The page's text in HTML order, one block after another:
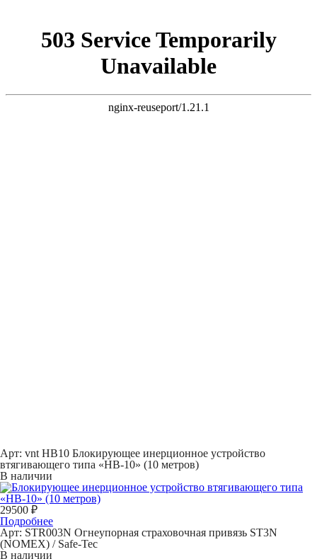
Арт: vnt HB10 Блокирующее инерционное устройство
втягивающего типа «НВ-10» (10 метров)
В наличии
29500 ₽
Подробнее
Арт: STR003N Огнеупорная страховочная привязь ST3N
(NOMEX) / Safe-Tec
В наличии